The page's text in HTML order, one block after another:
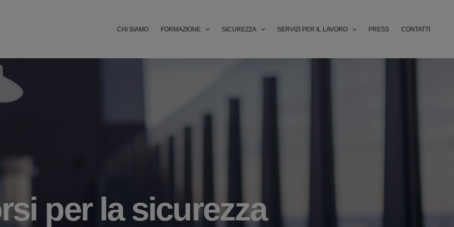
CHI SIAMO FORMAZIONE SICUREZZA SERVIZI PER IL LAVORO PRESS CONTATTI
per la sicurezza
Professionali